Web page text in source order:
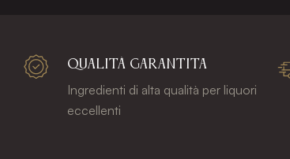
QUALITÀ GARANTITA
Ingredienti di alta qualità per liquori
eccellenti